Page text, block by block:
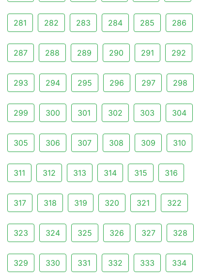
281 282 283 284 285 286
287 288 289 290 291 292
293 294 295 296 297 298
299 300 301 302 303 304
305 306 307 308 309 310
311 312 313 314 315 316
317 318 319 320 321 322
323 324 325 326 327 328
329 330 331 332 333 334